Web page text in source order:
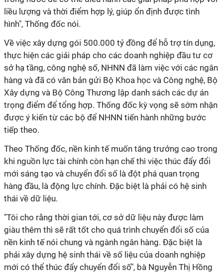
liều lượng và thời điểm hợp lý, giúp ổn định được tình
hình", Thống đốc nói.
Về việc xây dựng gói 500.000 tỷ đồng để hỗ trợ tín dụng,
thực hiện các giải pháp cho các doanh nghiệp đầu tư cơ
sở hạ tầng, công nghệ số, NHNN đã làm việc với các ngân
hàng và đã có văn bản gửi Bộ Khoa học và Công nghệ, Bộ
Xây dựng và Bộ Công Thương lập danh sách các dự án
trọng điểm để tổng hợp. Thống đốc kỳ vọng sẽ sớm nhận
được ý kiến từ các bộ để NHNN tiến hành những bước
tiếp theo.
Theo Thống đốc, nền kinh tế muốn tăng trưởng cao trong
khi nguồn lực tài chính còn hạn chế thì việc thúc đẩy đổi
mới sáng tạo và chuyển đổi số là đột phá quan trọng
hàng đầu, là động lực chính. Đặc biệt là phải có hệ sinh
thái về dữ liệu.
"Tôi cho rằng thời gian tới, cơ sở dữ liệu này được làm
giàu thêm thì sẽ rất tốt cho quá trình chuyển đổi số của
nền kinh tế nói chung và ngành ngân hàng. Đặc biệt là
phải xây dựng hệ sinh thái về số liệu của doanh nghiệp
mới có thể thúc đẩy chuyển đổi số", bà Nguyễn Thị Hồng